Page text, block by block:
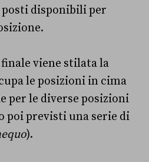
disponibili per
viene stilata la
le posizioni in cima
per le diverse posizioni
poi previsti una serie di
).